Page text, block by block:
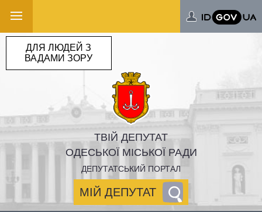
ТВІЙ ДЕПУТАТ
ОДЕСЬКОЇ МІСЬКОЇ РАДИ
ДЕПУТАТСЬКИЙ ПОРТАЛ
МІЙ ДЕПУТАТ
ДЛЯ ЛЮДЕЙ З
ВАДАМИ ЗОРУ